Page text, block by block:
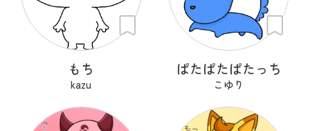
もち
kazu
ぱたぱたぱたっち
こゆり